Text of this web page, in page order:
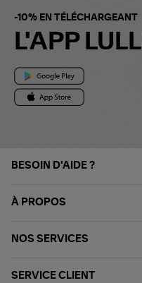
-10% EN TÉLÉCHARGEANT
L'APP LULLI
BESOIN D'AIDE ?
À PROPOS
NOS SERVICES
SERVICE CLIENT